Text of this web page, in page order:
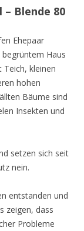
Blende 80
Ehepaar
Haus
kleinen
hohen
Bäume sind
Insekten und
setzen sich seit
nein.
entstanden und
zeigen, dass
Probleme